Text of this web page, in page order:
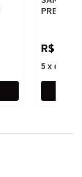
PRETO -
R$
5 x de